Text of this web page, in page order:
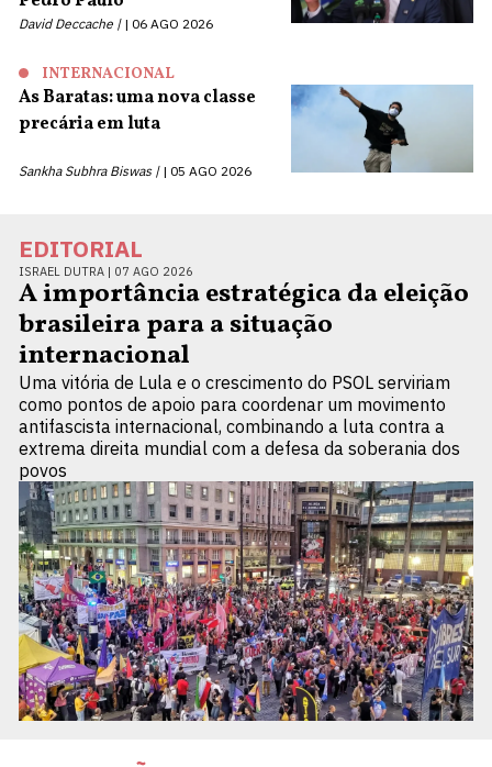
David Deccache | 06 AGO 2026
INTERNACIONAL
As Baratas: uma nova classe
precária em luta
Sankha Subhra Biswas | 05 AGO 2026
EDITORIAL
ISRAEL DUTRA | 07 AGO 2026
A importância estratégica da eleição
brasileira para a situação
internacional
Uma vitória de Lula e o crescimento do PSOL serviriam
como pontos de apoio para coordenar um movimento
antifascista internacional, combinando a luta contra a
extrema direita mundial com a defesa da soberania dos
povos